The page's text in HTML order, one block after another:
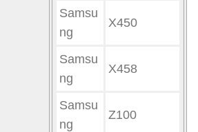
Samsu
ng
X450
Samsu
ng
X458
Samsu
ng
Z100